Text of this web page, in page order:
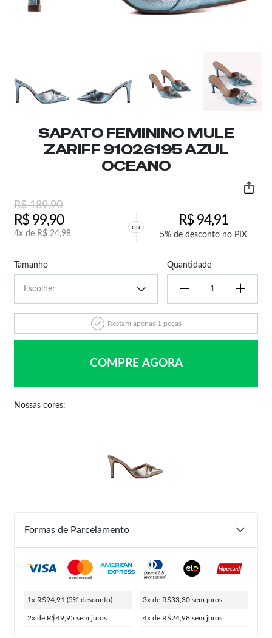
SAPATO FEMININO MULE
ZARIFF 91026195 AZUL
OCEANO
R$189,90
R$99,90
4x de R$ 24,98
ou R$94,91
5% de desconto no PIX
Tamanho Quantidade
Restam apenas 1 peças
COMPRE AGORA
Nossas cores:
Formas de Parcelamento
1x R$94,91 (5% desconto)
2x de R$49,95 sem juros
3x de R$33,30 sem juros
4x de R$24,98 sem juros